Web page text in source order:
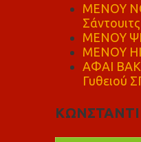
MENOY
ΜΕΝΟΥ
ΜΕΝΟΥ
ΑΦΑΙ
Γυθειού